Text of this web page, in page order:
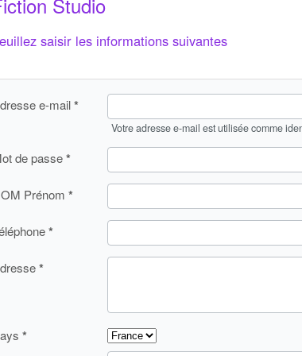
saisir les informations suivantes
e-mail
Votre adresse e-mail est utilisée comme
de passe
Prénom